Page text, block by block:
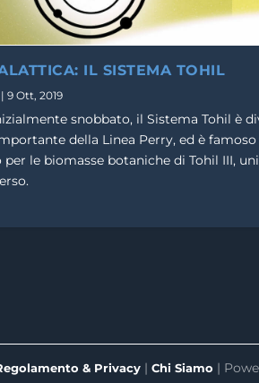
IL SISTEMA TOHIL
| 9 Ott, 2019
snobbato, il Sistema Tohil è
della Linea Perry, ed è famoso
le biomasse botaniche di Tohil III,
& Privacy| Chi Siamo |